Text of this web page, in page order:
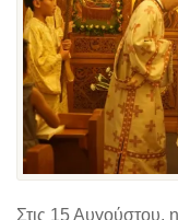
Στις 15 Αυγούστου,